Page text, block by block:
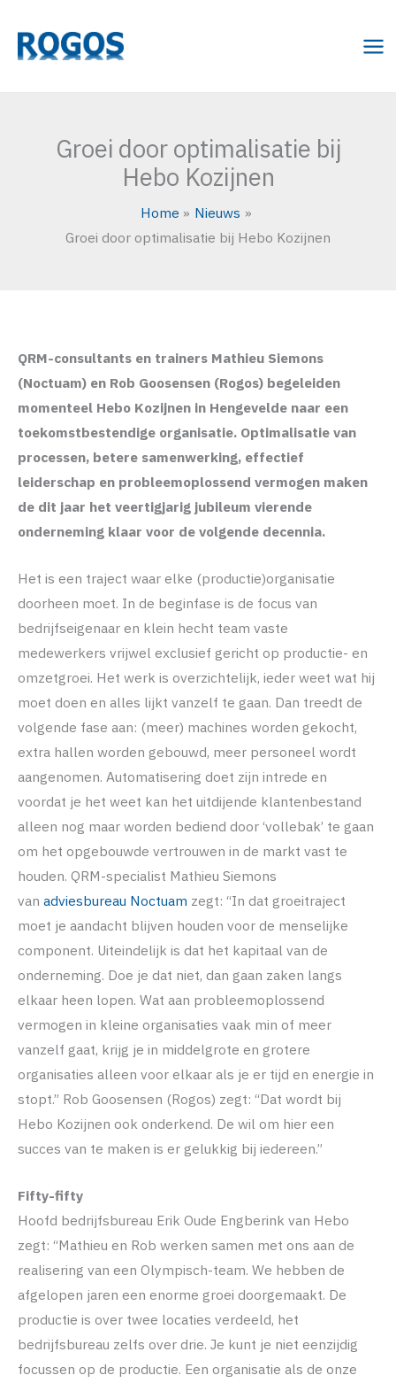
naar
Groei door optimalisatie bij
Hebo Kozijnen
Home
Nieuws
Groei door optimalisatie bij Hebo Kozijnen
QRM-consultants en trainers Mathieu Siemons
(Noctuam) en Rob Goosensen (Rogos) begeleiden
momenteel Hebo Kozijnen in Hengevelde naar een
toekomstbestendige organisatie. Optimalisatie van
processen, betere samenwerking, effectief
leiderschap en ­probleemoplossend vermogen maken
de dit jaar het veertigjarig jubileum vierende
onderneming klaar voor de volgende decennia.
Het is een traject waar elke (productie)organisatie
doorheen moet. In de beginfase is de focus van
bedrijfseigenaar en klein hecht team vaste
medewerkers vrijwel exclusief gericht op productie- en
omzetgroei. Het werk is overzichtelijk, ieder weet wat hij
moet doen en alles lijkt vanzelf te gaan. Dan treedt de
volgende fase aan: (meer) machines worden gekocht,
extra hallen worden gebouwd, meer personeel wordt
aangenomen. Automatisering doet zijn intrede en
voordat je het weet kan het uitdijende klantenbestand
alleen nog maar worden bediend door ‘vollebak’ te gaan
om het opgebouwde vertrouwen in de markt vast te
houden. QRM-specialist Mathieu Siemons
van adviesbureau Noctuam zegt: “In dat groeitraject
moet je aandacht blijven houden voor de menselijke
component. Uiteindelijk is dat het kapitaal van de
onderneming. Doe je dat niet, dan gaan zaken langs
elkaar heen lopen. Wat aan probleemoplossend
vermogen in kleine organisaties vaak min of meer
vanzelf gaat, krijg je in middelgrote en grotere
organisaties alleen voor elkaar als je er tijd en energie in
stopt.” Rob Goosensen (Rogos) zegt: “Dat wordt bij
Hebo Kozijnen ook onderkend. De wil om hier een
succes van te maken is er gelukkig bij iedereen.”
Fifty-fifty
Hoofd bedrijfsbureau Erik Oude Engberink van Hebo
zegt: “Mathieu en Rob werken samen met ons aan de
realisering van een Olympisch-team. We hebben de
afgelopen jaren een enorme groei doorgemaakt. De
productie is over twee locaties verdeeld, het
bedrijfsbureau zelfs over drie. Je kunt je niet eenzijdig
focussen op de productie. Een organisatie als de onze